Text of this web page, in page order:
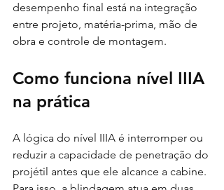
desempenho final está na integração
entre projeto, matéria-prima, mão de
obra e controle de montagem.
Como funciona nível IIIA
na prática
A lógica do nível IIIA é interromper ou
reduzir a capacidade de penetração do
projétil antes que ele alcance a cabine.